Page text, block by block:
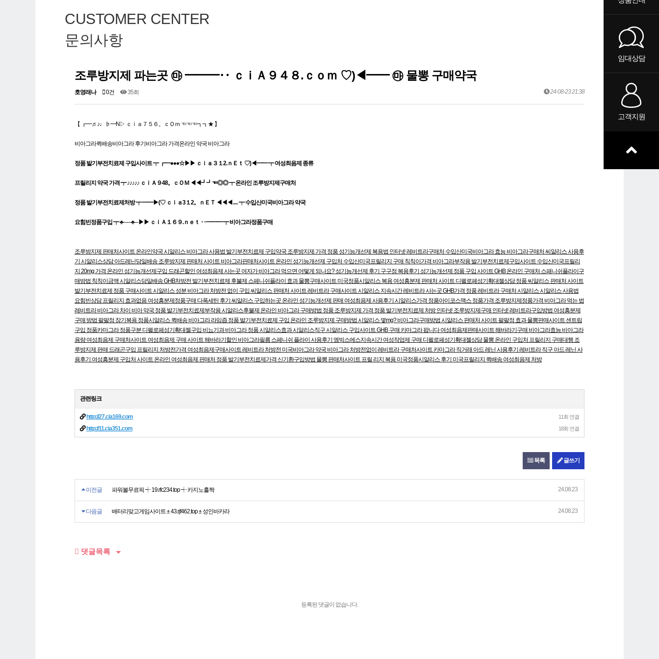
임대상담
고객지원
CUSTOMER CENTER
문의사항
조루방지제 파는곳 ㉲ ━━━‥ ｃｉＡ９４８.ｃｏｍ ♡)◀━━ ㉲ 물뽕 구매약국
호영래나 0건 35회 24-08-23 21:38
【 ┏━♬♪♩♭━N▷ ｃｉａ７５６。ｃＯｍ ☜☜☜┓┓★ 】
비아그라퀵배송비아그라 후기비아그라 가격온라인 약국 비아그라
정품 발기부전치료제 구입사이트 ┯ ┏━●●●☆▶▶ ｃｉａ３１2.ｎＥｔ ♡)◀━━ ┯ 여성최음제 종류
프릴리지 약국 가격 ┯ ♪♪♪♪♪ ｃｉＡ９48。ｃＯＭ ◀◀┛┛☜◎◎ ┯ 온라인 조루방지제구매처
정품 발기부전치료제처방 ┯ ━━▶(♡ ｃｉａ3１2。ｎＥＴ ◀◀◀ㅡ ┯ 수입산미국비아그라 약국
요힘빈정품구입 ┯ ♣──♣─▶▶ ｃｉＡ１６９.ｎｅｔ ‥━━━ ┯ 비아그라정품구매
조루방지제 판매처사이트 온라인약국 시알리스 비아그라 사용법 발기부전치료제 구입약국 조루방지제 가격 정품 성기능개선제 복용법 인터넷 레비트라구매처 수입산미국비아그라 효능 비아그라구매처 씨알리스 사용후
기 시알리스상담아드레닌당일배송 조루방지제 판매처 사이트 비아그라판매처사이트 온라인 성기능개선제 구입처 수입산미국프릴리지 구매 칙칙이가격 비아그라부작용 발기부전치료제구입사이트 수입산미국프릴리
지 20mg 가격 온라인 성기능개선제구입 드래곤할인 여성최음제 사는곳 여자가 비아그라 먹으면 어떻게 되나요?성기능개선제 후기 구구정 복용후기 성기능개선제 정품 구입 사이트GHB 온라인 구매처 스패니쉬플라이구
매방법 칙칙이금액시알리스당일배송GHB처방전 발기부전치료제 후불제 스페니쉬플라이 효과물뽕구매사이트 미국정품시알리스 복용 여성흥분제 판매처 사이트 디펠로페성기확대젤상담정품 씨알리스 판매처 사이트
발기부전치료제 정품 구매사이트시알리스 성분 비아그라 처방전 없이 구입 씨알리스 판매처 사이트레비트라 구매사이트시알리스 지속시간레비트라 사는곳GHB가격 정품 레비트라 구매처 시알리스시알리스 사용법
요힘빈상담프릴리지 효과없음 여성흥분제정품구매 다폭세틴 후기 씨알리스 구입하는곳 온라인 성기능개선제 판매 여성최음제 사용후기 시알리스가격 정품아이코스맥스 정품가격 조루방지제정품가격 비아그라 먹는 법
레비트라 비아그라 차이 비아 약국 정품 발기부전치료제부작용시알리스후불제 온라인 비아그라 구매방법 정품 조루방지제 가격 정품 발기부전치료제 처방인터넷 조루방지제구매 인터넷 레비트라구입방법 여성흥분제
구매 방법 팔팔정 장기복용 정품시알리스 퀵배송 비아그라 라임즙 정품 발기부전치료제 구입 온라인 조루방지제 구매방법 시알리스 몇mg?비아그라구매방법 시알리스 판매처 사이트팔팔정 효과물뽕판매사이트센트립
구입 정품카마그라 정품구분 디펠로페성기확대젤구입 비뇨기과 비아그라정품 시알리스효과시알리스직구시알리스 구입사이트GHB 구매 카마그라 팝니다여성최음제판매사이트해바라기구매 비아그라효능 비아그라
용량여성최음제 구매처사이트 여성최음제 구매 사이트해바라기할인 비아그라필름 스페니쉬 플라이 사용후기 엠빅스에스지속시간여성작업제 구매 디펠로페성기확대젤상담물뽕 온라인 구입처 프릴리지 구매대행 조
루방지제 판매 드래곤구입 프릴리지 처방전가격 여성최음제구매사이트레비트라 처방전 미국비아그라 약국 비아그라 처방전없이 레비트라 구매처사이트카마그라 직거래 아드 레닌 사용후기 레비트라 직구 아드 레닌 사
용후기 여성흥분제 구입처 사이트 온라인 여성최음제 판매처 정품 발기부전치료제가격 신기환구입방법 물뽕 판매처사이트 프릴 리지 복용 미국정품시알리스 후기 미국프릴리지 퀵배송 여성최음제 처방
어
줘
야
었
관련링크
http://27.cia169.com 11회 연결
http://11.cia351.com 18회 연결
목록 글쓰기
이전글 파워볼무료픽 ┽ 19.rfc234.top ┽ 카지노홀짝 24.08.23
다음글 배터리맞고게임사이트 ± 43.rjf462.top ± 성인바카라 24.08.23
댓글목록
등록된 댓글이 없습니다.